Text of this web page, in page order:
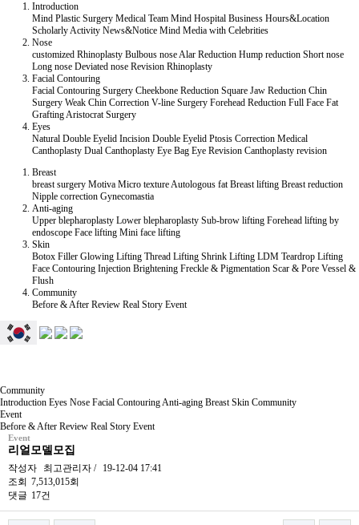
Introduction
Mind Plastic Surgery Medical Team Mind Hospital Business Hours&Location
Scholarly Activity News&Notice Mind Media with Celebrities
Nose
customized Rhinoplasty Bulbous noseAlar Reduction Hump reduction Short nose
Long nose Deviated nose Revision Rhinoplasty
Facial Contouring
Facial Contouring Surgery Cheekbone Reduction Square Jaw Reduction Chin
Surgery Weak Chin Correction V-line Surgery Forehead Reduction Full Face Fat
GraftingAristocrat Surgery
Eyes
Natural Double Eyelid Incision Double Eyelid Ptosis Correction Medical
Canthoplasty Dual Canthoplasty Eye Bag Eye Revision Canthoplasty revision
Breast
breast surgery Motiva Micro textureAutologous fat Breast lifting Breast reduction
Nipple correction Gynecomastia
Anti-aging
Upper blepharoplasty Lower blepharoplasty Sub-brow lifting Forehead lifting by
endoscope Face lifting Mini face lifting
Skin
Botox Filler Glowing Lifting Thread Lifting Shrink Lifting LDM Teardrop Lifting
Face Contouring Injection Brightening Freckle & Pigmentation Scar & Pore Vessel &
Flush
Community
Before & After Review Real Story Event
Community
Introduction Eyes Nose Facial ContouringAnti-aging Breast Skin Community
Event
Before & After Review Real Story Event
Event
리얼모델모집
작성자 최고관리자 / 19-12-04 17:41
조회 7,513,015회
댓글 17건